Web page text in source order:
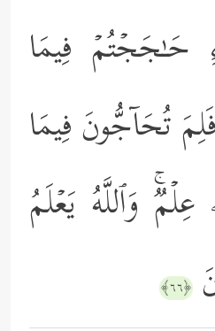
حَـٰجَجۡتُمۡ فِیمَا
تُحَاۤجُّونَ فِیمَا
وَٱللَّهُ یَعۡلَمُ
﴿٦٦﴾